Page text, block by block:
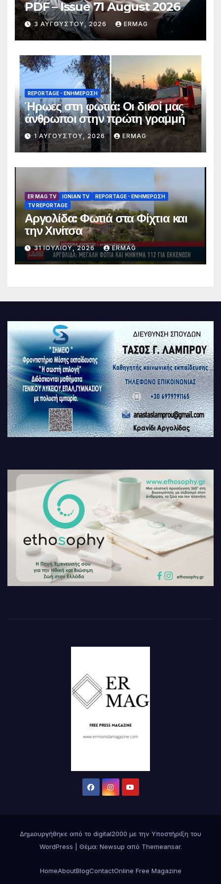
PDF – Issue 71 August 2026
3 ΑΥΓΟΎΣΤΟΥ, 2026 ERMAG
REPORTAGE - EΝΗΜΈΡΩΣΗ
Ήρωες στη φωτιά: Οι δικοί μας
άνθρωποι στην πρώτη γραμμή
1 ΑΥΓΟΎΣΤΟΥ, 2026 ERMAG
ER MAG TV IONIAN TV
REPORTAGE - EΝΗΜΈΡΩΣΗ
TV REPORTAGE
Αργολίδα: Φωτιά στα Φίχτια και
την Χινίτσα
31 ΙΟΥΛΊΟΥ, 2026 ERMAG
Δημιουργήθηκε από το digital2000 με την Υποστήριξη του
WordPress
Θέμα: Newsup από Themeansar.
HomeAboutBlogContactOnline Free Magazine